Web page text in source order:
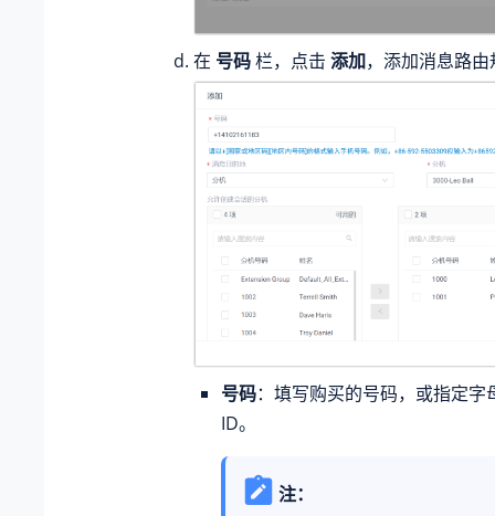
在 号码栏，点击 添加，添加消息路
号码：填写购买的号码，或指定字
ID。
注：